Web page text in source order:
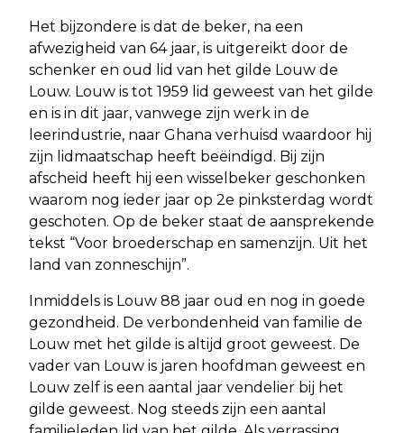
Het bijzondere is dat de beker, na een
afwezigheid van 64 jaar, is uitgereikt door de
schenker en oud lid van het gilde Louw de
Louw. Louw is tot 1959 lid geweest van het gilde
en is in dit jaar, vanwege zijn werk in de
leerindustrie, naar Ghana verhuisd waardoor hij
zijn lidmaatschap heeft beëindigd. Bij zijn
afscheid heeft hij een wisselbeker geschonken
waarom nog ieder jaar op 2e pinksterdag wordt
geschoten. Op de beker staat de aansprekende
tekst “Voor broederschap en samenzijn. Uit het
land van zonneschijn”.
Inmiddels is Louw 88 jaar oud en nog in goede
gezondheid. De verbondenheid van familie de
Louw met het gilde is altijd groot geweest. De
vader van Louw is jaren hoofdman geweest en
Louw zelf is een aantal jaar vendelier bij het
gilde geweest. Nog steeds zijn een aantal